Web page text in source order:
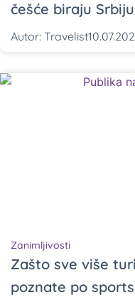
češće biraju
Autor: Travelist
Zanimljivosti
Zašto sve više
poznate po